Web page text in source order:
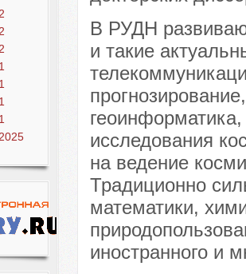
В РУДН
и такие
геоинформатика,
исследования
на ведение
Традиционно
математики,
иностранного и